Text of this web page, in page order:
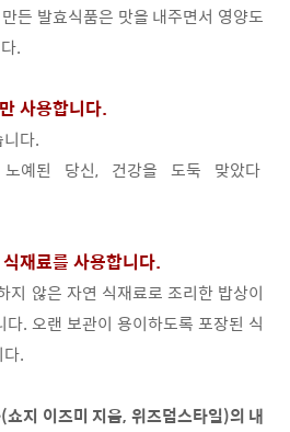
든 발효식품은 맛을 내주면서 영양도
.
사용합니다.
다.
예된 당신, 건강을 도둑 맞았다
재료를 사용합니다.
지 않은 자연 식재료로 조리한 밥상이
. 오랜 보관이 용이하도록 포장된 식
.
지 이즈미 지음, 위즈덤스타일)의 내